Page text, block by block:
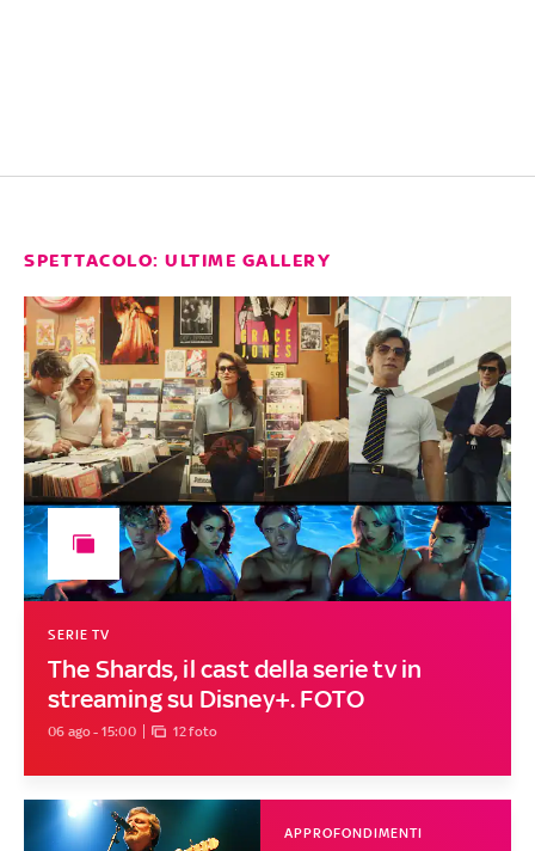
SPETTACOLO: ULTIME GALLERY
The Shards, il cast della serie tv in
streaming su Disney+. FOTO
SERIE TV
06 ago - 15:00 12 foto
APPROFONDIMENTI